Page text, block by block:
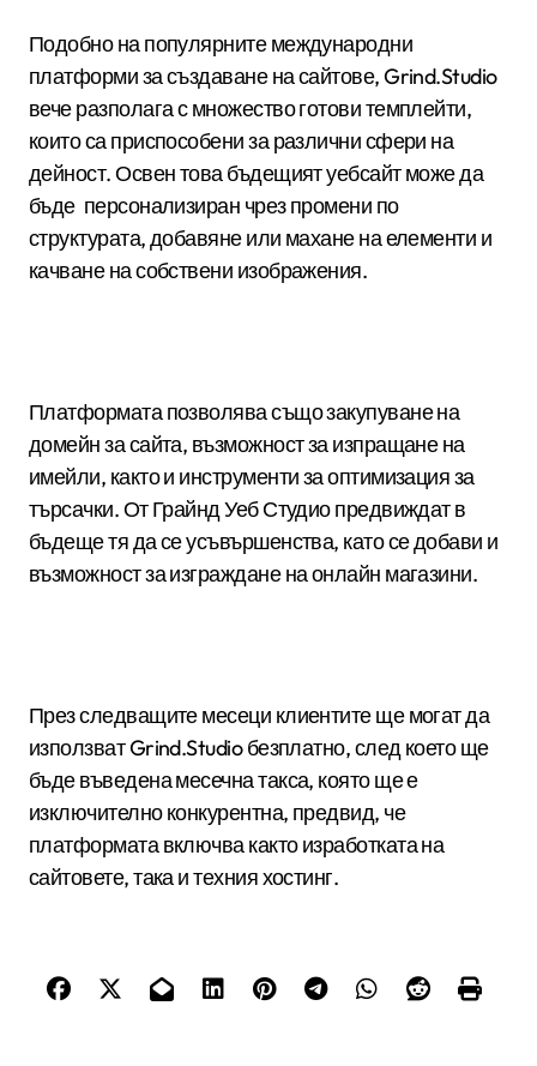
Подобно на популярните международни
платформи за създаване на сайтове, Grind.Studio
вече разполага с множество готови темплейти,
които са приспособени за различни сфери на
дейност. Освен това бъдещият уебсайт може да
бъде персонализиран чрез промени по
структурата, добавяне или махане на елементи и
качване на собствени изображения.
Платформата позволява също закупуване на
домейн за сайта, възможност за изпращане на
имейли, както и инструменти за оптимизация за
търсачки. От Грайнд Уеб Студио предвиждат в
бъдеще тя да се усъвършенства, като се добави и
възможност за изграждане на онлайн магазини.
През следващите месеци клиентите ще могат да
използват Grind.Studio безплатно, след което ще
бъде въведена месечна такса, която ще е
изключително конкурентна, предвид, че
платформата включва както изработката на
сайтовете, така и техния хостинг.